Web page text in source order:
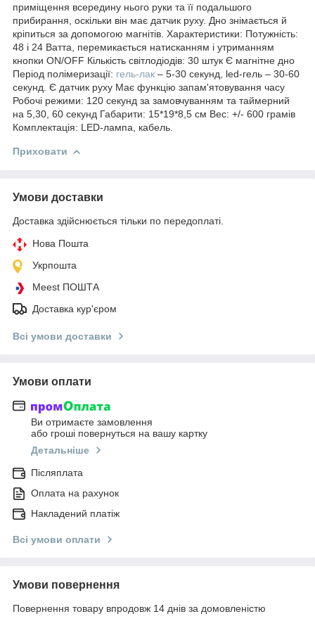
приміщення всередину нього руки та її подальшого
прибирання, оскільки він має датчик руху. Дно знімається й
кріпиться за допомогою магнітів. Характеристики: Потужність:
48 і 24 Ватта, перемикається натисканням і утриманням
кнопки ON/OFF Кількість світлодіодів: 30 штук Є магнітне дно
Період полімеризації: гель-лак – 5-30 секунд, led-гель – 30-60
секунд. Є датчик руху Має функцію запам'ятовування часу
Робочі режими: 120 секунд за замовчуванням та таймерний
на 5,30, 60 секунд Габарити: 15*19*8,5 см Вес: +/- 600 грамів
Комплектація: LED-лампа, кабель.
Приховати
Умови доставки
Доставка здійснюється тільки по передоплаті.
Нова Пошта
Укрпошта
Meest ПОШТА
Доставка кур'єром
Всі умови доставки
Умови оплати
Ви отримаєте замовлення
або гроші повернуться на вашу картку
Детальніше
Післяплата
Оплата на рахунок
Накладений платіж
Всі умови оплати
Умови повернення
Повернення товару впродовж 14 днів за домовленістю